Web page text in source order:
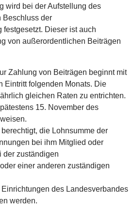
wird bei der Aufstellung des
Beschluss der
festgesetzt. Dieser ist auch
von außerordentlichen Beiträgen
Zahlung von Beiträgen beginnt mit
Eintritt folgenden Monats. Die
gleichen Raten zu entrichten.
15. November des
die Lohnsumme der
bei ihm Mitglied oder
der zuständigen
einer anderen zuständigen
des Landesverbandes
werden.